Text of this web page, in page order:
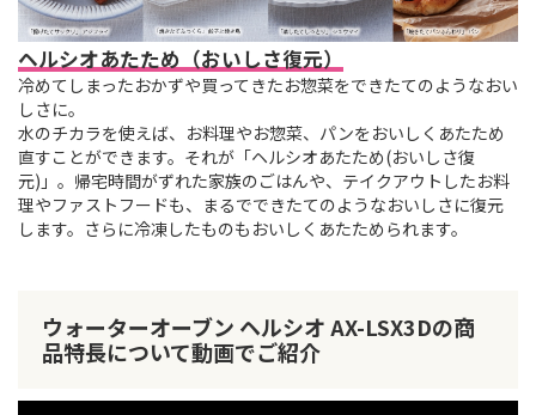
ヘルシオあたため（おいしさ復元）
冷めてしまったおかずや買ってきたお惣菜をできたてのようなおい
しさに。
水のチカラを使えば、お料理やお惣菜、パンをおいしくあたため
直すことができます。それが「ヘルシオあたため(おいしさ復
元)」。帰宅時間がずれた家族のごはんや、テイクアウトしたお料
理やファストフードも、まるでできたてのようなおいしさに復元
します。さらに冷凍したものもおいしくあたためられます。
ウォーターオーブン ヘルシオ AX-LSX3Dの商
品特長について動画でご紹介